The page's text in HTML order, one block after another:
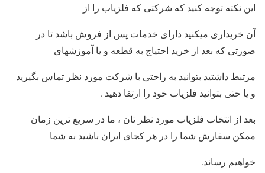
این نکته توجه کنید که شرکتی که فلزیاب را از
آن خریداری میکنید دارای خدمات پس از فروش باشد تا در
صورتی که بعد از خرید احتیاج به قطعه و یا آموزشهای
مرتبط داشتید بتوانید به راحتی با شرکت مورد نظر تماس بگیرید
و یا حتی بتوانید فلزیاب خود را ارتقا دهید .
بعد از انتخاب فلزیاب مورد نظر تان ، ما در سریع ترین زمان
ممکن سفارش شما را در هر کجای ایران باشید به شما
خواهیم رساند.